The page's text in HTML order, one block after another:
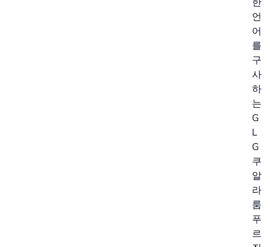
언
어
를
구
사
하
는
G
L
G
쿠
알
라
룸
푸
르